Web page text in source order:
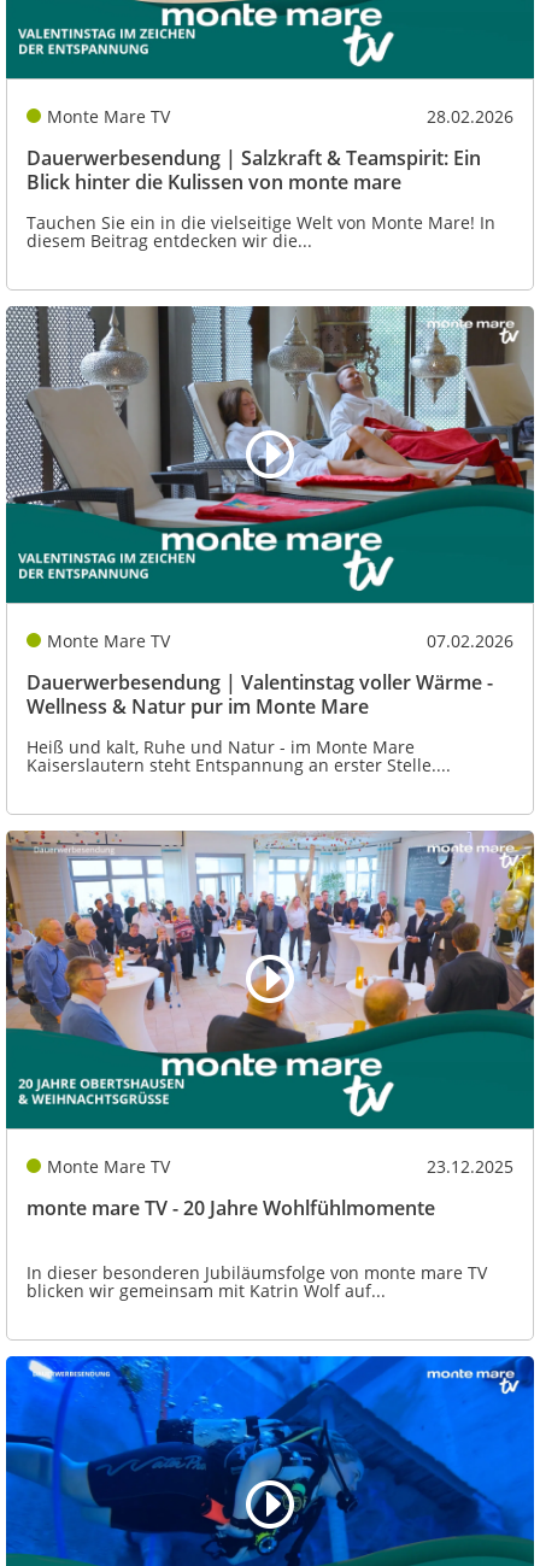
Monte Mare TV 28.02.2026
Dauerwerbesendung | Salzkraft & Teamspirit: Ein
Blick hinter die Kulissen von monte mare
Tauchen Sie ein in die vielseitige Welt von Monte Mare! In
diesem Beitrag entdecken wir die...
Monte Mare TV 07.02.2026
Dauerwerbesendung | Valentinstag voller Wärme -
Wellness & Natur pur im Monte Mare
Heiß und kalt, Ruhe und Natur - im Monte Mare
Kaiserslautern steht Entspannung an erster Stelle....
Monte Mare TV 23.12.2025
monte mare TV - 20 Jahre Wohlfühlmomente
In dieser besonderen Jubiläumsfolge von monte mare TV
blicken wir gemeinsam mit Katrin Wolf auf...